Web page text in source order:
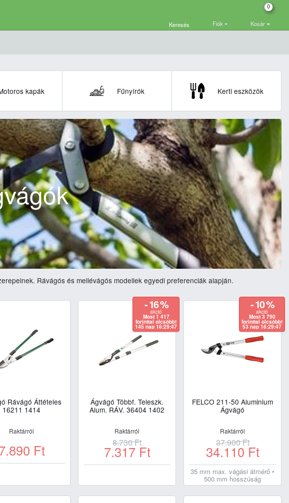
Keresés Fiók Kosár
0
kapák Fűnyírók Kerti eszközök
Rávágós és mellévágós modellek egyedi preferenciák alapján.
Rávágó Áttételes
16211 1414
Raktárról
Ft
- 16 %
akció
Most 1 417
forinttal olcsóbb!
145 nap 16:29:46
Ágvágó Többf. Teleszk.
Alum. RÁV. 36404 1402
Raktárról
8.730Ft
7.317 Ft
- 10 %
akció
Most 3 790
forinttal olcsóbb!
53 nap 16:29:46
FELCO 211-50 Aluminium
Ágvágó
Raktárról
37.900Ft
34.110 Ft
35 mm max. vágási átmérő •
500 mm hosszúság